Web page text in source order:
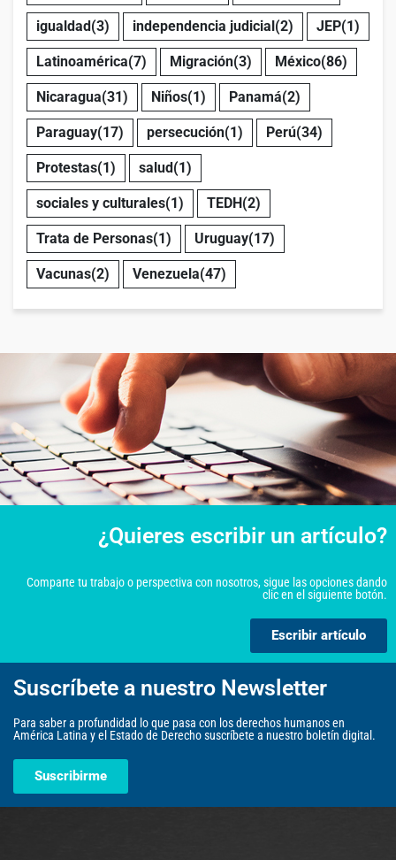
igualdad(3) independencia judicial(2) JEP(1)
Latinoamérica(7) Migración(3) México(86)
Nicaragua(31) Niños(1) Panamá(2)
Paraguay(17) persecución(1) Perú(34)
Protestas(1) salud(1)
sociales y culturales(1) TEDH(2)
Trata de Personas(1) Uruguay(17)
Vacunas(2) Venezuela(47)
¿Quieres escribir un artículo?
Comparte tu trabajo o perspectiva con nosotros, sigue las opciones dando
clic en el siguiente botón.
Escribir artículo
Suscríbete a nuestro Newsletter
Para saber a profundidad lo que pasa con los derechos humanos en
América Latina y el Estado de Derecho suscríbete a nuestro boletín digital.
Suscribirme